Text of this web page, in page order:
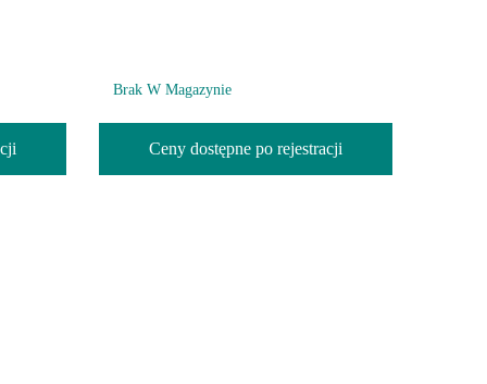
Brak W Magazynie
Ceny dostępne po rejestracji